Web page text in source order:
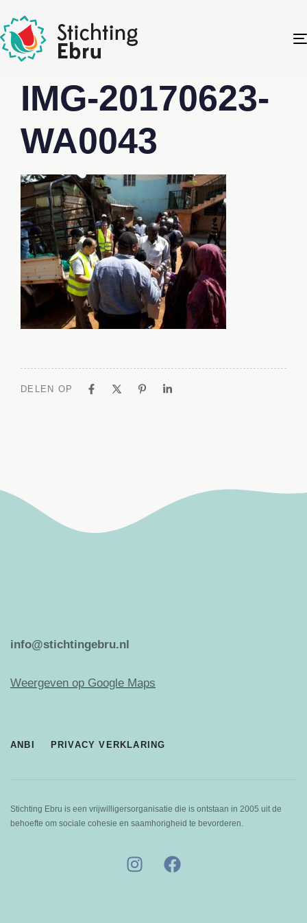
IMG-20170623-
WA0043
DELEN OP
info@stichtingebru.nl
Weergeven op Google Maps
ANBI PRIVACY VERKLARING
Stichting Ebru is een vrijwilligersorganisatie die is ontstaan in 2005 uit de
behoefte om sociale cohesie en saamhorigheid te bevorderen.